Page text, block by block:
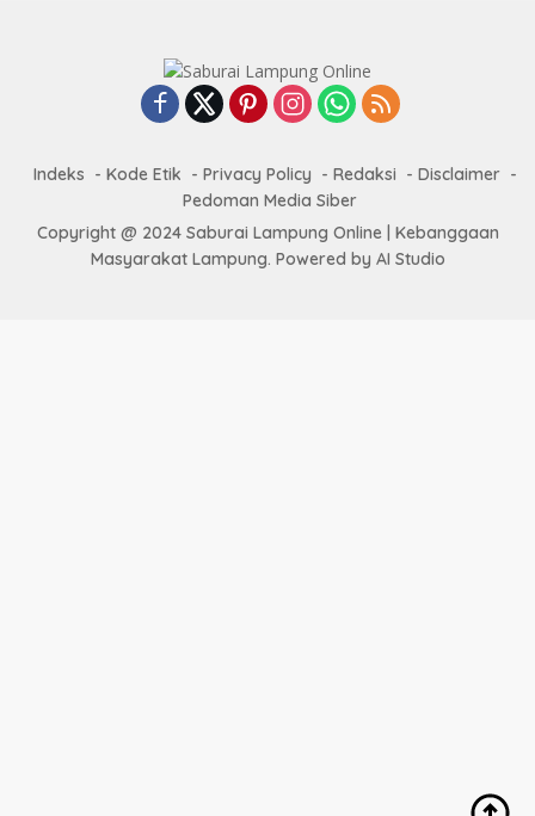
Indeks Kode Etik Privacy Policy Redaksi
Disclaimer
Pedoman Media Siber
Copyright @ 2024 Saburai Lampung Online | Kebanggaan
Masyarakat Lampung. Powered by AI Studio